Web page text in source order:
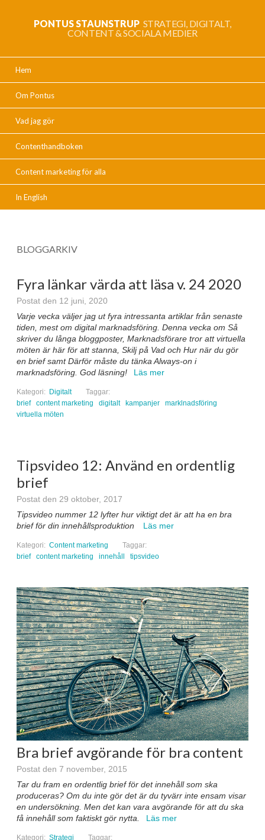
PONTUS STAUNSTRUP STRATEGI, DIGITALT,
CONTENT & SOCIALA MEDIER
Hem
Om Pontus
Vad jag gör
Contenthandboken
Content marketing för alla
In English
BLOGGARKIV
Fyra länkar värda att läsa v. 24 2020
Postat den 12 juni, 2020
Varje vecka väljer jag ut fyra intressanta artiklar från senaste
tiden, mest om digital marknadsföring. Denna vecka om Så
skriver du långa bloggposter, Marknadsförare tror att virtuella
möten är här för att stanna, Skilj på Vad och Hur när du gör
en brief samt Därför måste du tänka Always-on i
marknadsföring. God läsning! Läs mer
Kategori: Digitalt
Taggar:
brief
content marketing digitalt kampanjer
marklnadsföring
virtuella möten
Tipsvideo 12: Använd en ordentlig
brief
Postat den 29 oktober, 2017
Tipsvideo nummer 12 lyfter hur viktigt det är att ha en bra
brief för din innehållsproduktion
Läs mer
Kategori: Content marketing
Taggar:
brief
content marketing innehåll tipsvideo
Bra brief avgörande för bra content
Postat den 7 november, 2015
Tar du fram en ordentlig brief för det innehåll som ska
produceras? Om du inte gör det är du tyvärr inte ensam visar
en undersökning. Men det kan vara avgörande för att du ska
få innehåll som faktiskt gör nytta.
Läs mer
Kategori: Strategi
Taggar: